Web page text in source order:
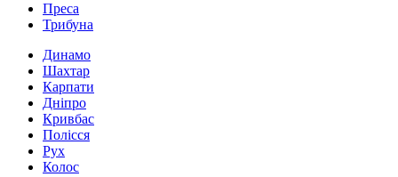
Преса
Трибуна
Динамо
Шахтар
Карпати
Дніпро
Кривбас
Полісся
Рух
Колос